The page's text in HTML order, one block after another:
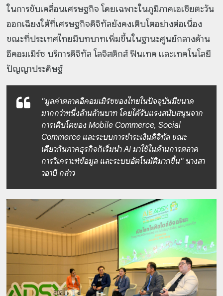
ในการขับเคลื่อนเศรษฐกิจ โดยเฉพาะในภูมิภาคเอเชียตะวัน
ออกเฉียงใต้ที่เศรษฐกิจดิจิทัลยังคงเติบโตอย่างต่อเนื่อง
ขณะที่ประเทศไทยมีบทบาทเพิ่มขึ้นในฐานะศูนย์กลางด้าน
อีคอมเมิร์ซ บริการดิจิทัล โลจิสติกส์ ฟินเทค และเทคโนโลยี
ปัญญาประดิษฐ์
"มูลค่าตลาดอีคอมเมิร์ซของไทยในปัจจุบันมีขนาด
มากกว่าหนึ่งล้านล้านบาท โดยได้รับแรงสนับสนุนจาก
การเติบโตของ Mobile Commerce, Social
Commerce และระบบการชำระเงินดิจิทัล ขณะ
เดียวกันภาคธุรกิจก็เริ่มนำ AI มาใช้ในด้านการตลาด
การวิเคราะห์ข้อมูล และระบบอัตโนมัติมากขึ้น" นางสา
วอาบี กล่าว